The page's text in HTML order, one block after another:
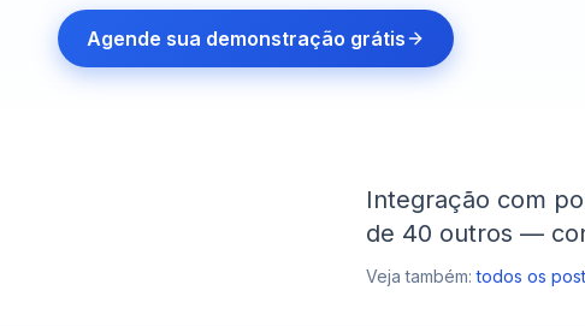
Agende sua demonstração grátis
Integração com
de 40 outros —
Veja também: todos os